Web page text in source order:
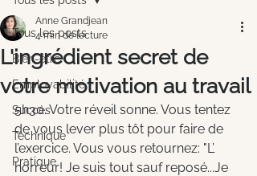
Tous les posts
Bien-être
Employabilité
Succès
Technique
Pratique
L'ingrédient secret de
votre motivation au travail
Anne Grandjean
4 min de lecture
5h30. Votre réveil sonne. Vous tentez
de vous lever plus tôt pour faire de
l’exercice. Vous vous retournez: "L’
horreur! Je suis tout sauf reposé...Je